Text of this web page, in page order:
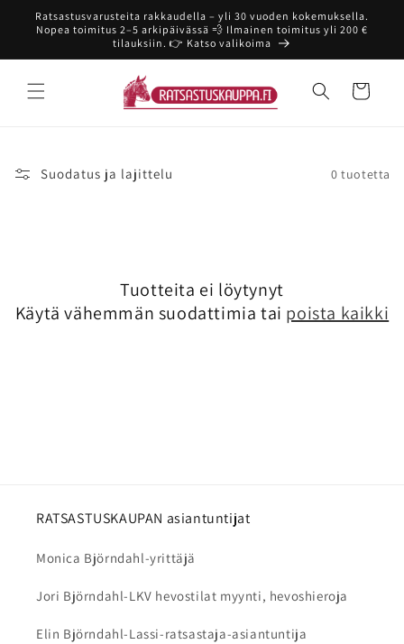
siirry
sisältöön
Ratsastusvarusteita rakkaudella – yli 30 vuoden kokemuksella.
Nopea toimitus 2–5 arkipäivässä 💨 Ilmainen toimitus yli 200 €
tilauksiin. 👉 Katso valikoima
Ostoskori
Suodatus ja lajittelu 0 tuotetta
Tuotteita ei löytynyt
Käytä vähemmän suodattimia tai poista kaikki
RATSASTUSKAUPAN asiantuntijat
Monica Björndahl-yrittäjä
Jori Björndahl-LKV hevostilat myynti, hevoshieroja
Elin Björndahl-Lassi-ratsastaja-asiantuntija